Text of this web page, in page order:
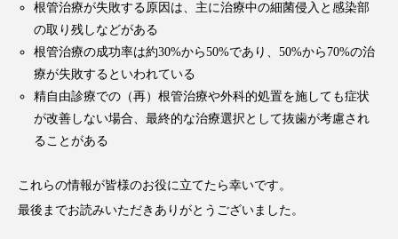
根管治療が失敗する原因は、主に治療中の細菌侵入と感染部
の取り残しなどがある
根管治療の成功率は約30%から50%であり、50%から70%の治
療が失敗するといわれている
精自由診療での（再）根管治療や外科的処置を施しても症状
が改善しない場合、最終的な治療選択として抜歯が考慮され
ることがある
これらの情報が皆様のお役に立てたら幸いです。
最後までお読みいただきありがとうございました。